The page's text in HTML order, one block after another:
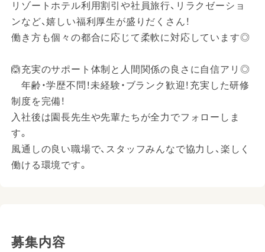
リゾートホテル利用割引や社員旅行、リラクゼーショ
ンなど、嬉しい福利厚生が盛りだくさん！
働き方も個々の都合に応じて柔軟に対応しています◎
🙆充実のサポート体制と人間関係の良さに自信アリ◎
年齢・学歴不問！未経験・ブランク歓迎！充実した研修
制度を完備！
入社後は園長先生や先輩たちが全力でフォローしま
す。
風通しの良い職場で、スタッフみんなで協力し、楽しく
働ける環境です。
募集内容